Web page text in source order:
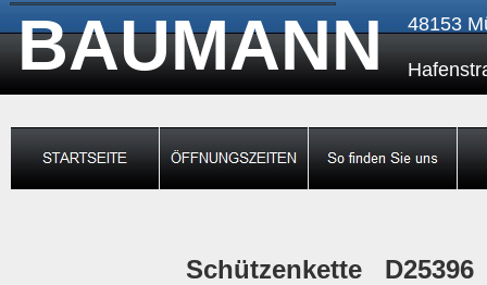
Schützenkette D25396
48153
BAUMANN